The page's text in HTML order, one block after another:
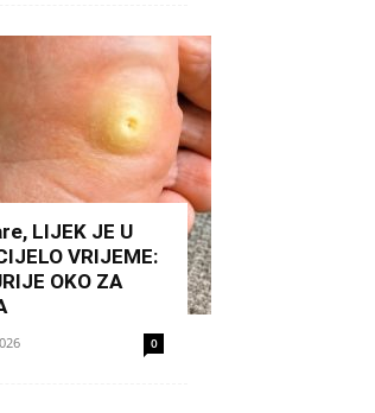
LIJEK JE U
VRIJEME:
OKO ZA
0